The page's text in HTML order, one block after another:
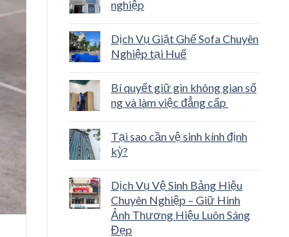
nghiệp
Dịch Vụ Giặt Ghế Sofa Chuyên
Nghiệp tại Huế
Bí quyết giữ gìn không gian số
ng và làm việc đẳng cấp
Tại sao cần vệ sinh kính định
kỳ?
Dịch Vụ Vệ Sinh Bảng Hiệu
Chuyên Nghiệp – Giữ Hình
Ảnh Thương Hiệu Luôn Sáng
Đẹp